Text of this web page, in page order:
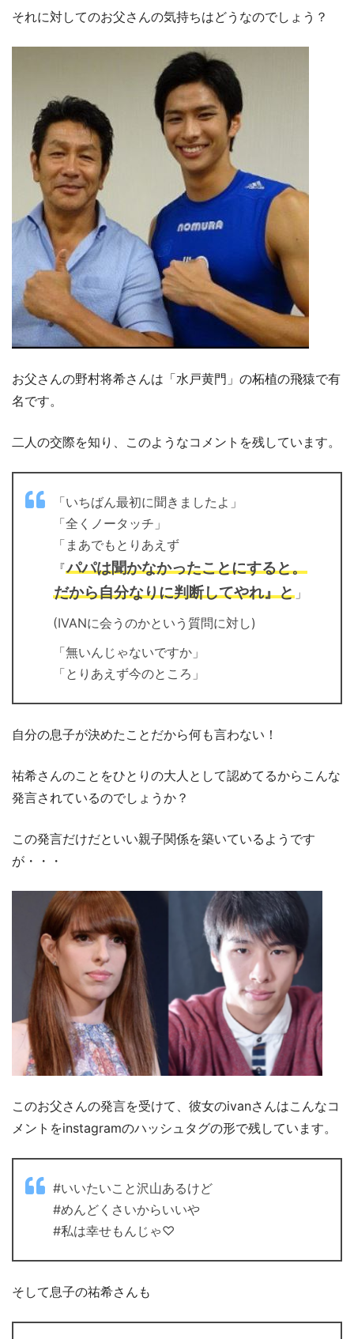
それに対してのお父さんの気持ちはどうなのでしょう？
お父さんの野村将希さんは「水戸黄門」の柘植の飛猿で有
名です。
二人の交際を知り、このようなコメントを残しています。
「いちばん最初に聞きましたよ」
「全くノータッチ」
「まあでもとりあえず
『パパは聞かなかったことにすると。
だから自分なりに判断してやれ』と 」
(IVANに会うのかという質問に対し)
「無いんじゃないですか」
「とりあえず今のところ」
自分の息子が決めたことだから何も言わない！
祐希さんのことをひとりの大人として認めてるからこんな
発言されているのでしょうか？
この発言だけだといい親子関係を築いているようです
が・・・
このお父さんの発言を受けて、彼女のivanさんはこんなコ
メントをinstagramのハッシュタグの形で残しています。
#いいたいこと沢山あるけど
#めんどくさいからいいや
#私は幸せもんじゃ♡
そして息子の祐希さんも